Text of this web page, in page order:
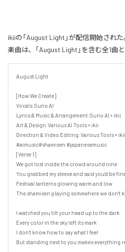
ikiiの「August Light」が配信開始され
楽曲は、「August Light」を含む全1曲
August Light
[How We Create]
Vocals:Suno AI
Lyrics & Music & Arrangement:Suno AI × ikii
Art & Design:Various AI Tools × ikii
Direction & Video Editing:Various Tools × ikii
#aimusic#shamisen #japanesemusic
[Verse 1]
We got lost inside the crowd around nine
You grabbed my sleeve and said you'd be
Festival lanterns glowing warm and low
The shamisen playing somewhere we don't
I watched you tilt your head up to the dark
Every color in the sky left its mark
I don't know how to say what I feel
But standing next to you makes everything